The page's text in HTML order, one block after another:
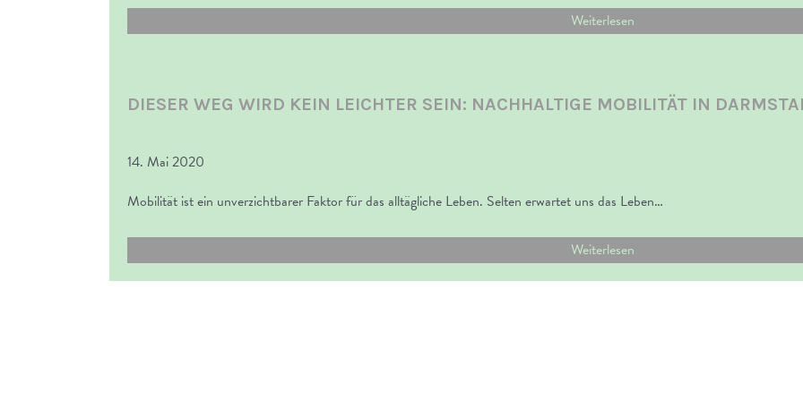
Weiterlesen
DIESER WEG WIRD KEIN LEICHTER SEIN: NACHHALTIGE MOBILITÄT IN
14. Mai 2020
Mobilität ist ein unverzichtbarer Faktor für das alltägliche Leben. Selten erwartet uns das Leben…
Weiterlesen